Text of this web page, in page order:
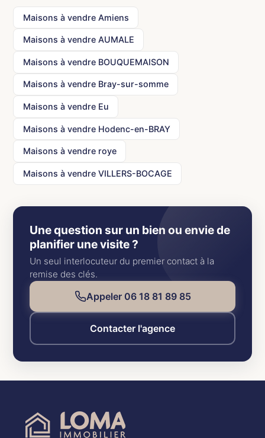
Maisons à vendre Amiens
Maisons à vendre AUMALE
Maisons à vendre BOUQUEMAISON
Maisons à vendre Bray-sur-somme
Maisons à vendre Eu
Maisons à vendre Hodenc-en-BRAY
Maisons à vendre roye
Maisons à vendre VILLERS-BOCAGE
Une question sur un bien ou envie de
planifier une visite ?
Un seul interlocuteur du premier contact à la
remise des clés.
Appeler 06 18 81 89 85
Contacter l'agence